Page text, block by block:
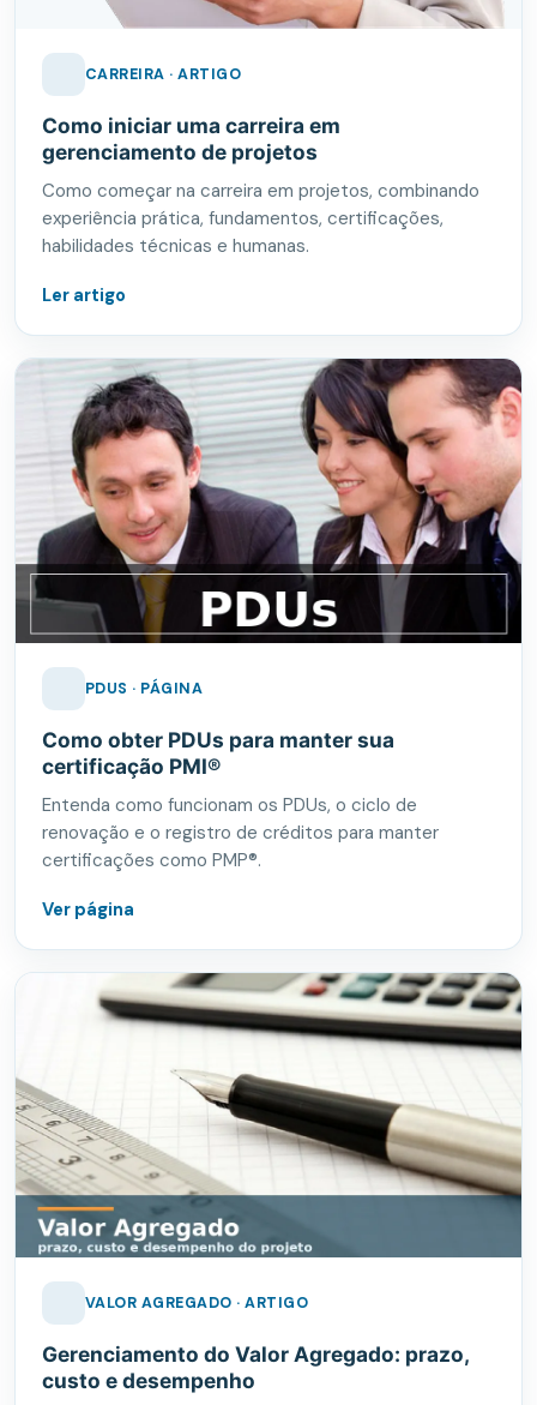
CARREIRA · ARTIGO
Como iniciar uma carreira em
gerenciamento de projetos
Como começar na carreira em projetos, combinando
experiência prática, fundamentos, certificações,
habilidades técnicas e humanas.
Ler artigo
PDUS · PÁGINA
Como obter PDUs para manter sua
certificação PMI®
Entenda como funcionam os PDUs, o ciclo de
renovação e o registro de créditos para manter
certificações como PMP®.
Ver página
VALOR AGREGADO · ARTIGO
Gerenciamento do Valor Agregado: prazo,
custo e desempenho